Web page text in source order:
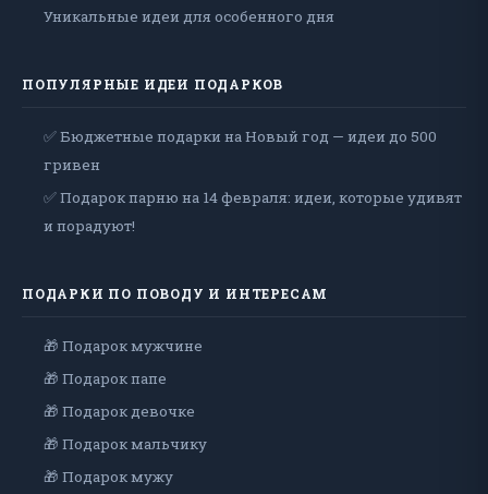
Уникальные идеи для особенного дня
ПОПУЛЯРНЫЕ ИДЕИ ПОДАРКОВ
✅ Бюджетные подарки на Новый год — идеи до 500
гривен
✅ Подарок парню на 14 февраля: идеи, которые удивят
и порадуют!
ПОДАРКИ ПО ПОВОДУ И ИНТЕРЕСАМ
🎁 Подарок мужчине
🎁 Подарок папе
🎁 Подарок девочке
🎁 Подарок мальчику
🎁 Подарок мужу